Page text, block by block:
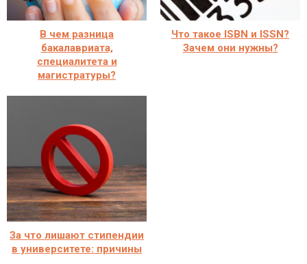
В чем разница
бакалавриата,
специалитета и
магистратуры?
Что такое ISBN и ISSN?
Зачем они нужны?
За что лишают стипендии
в университете: причины